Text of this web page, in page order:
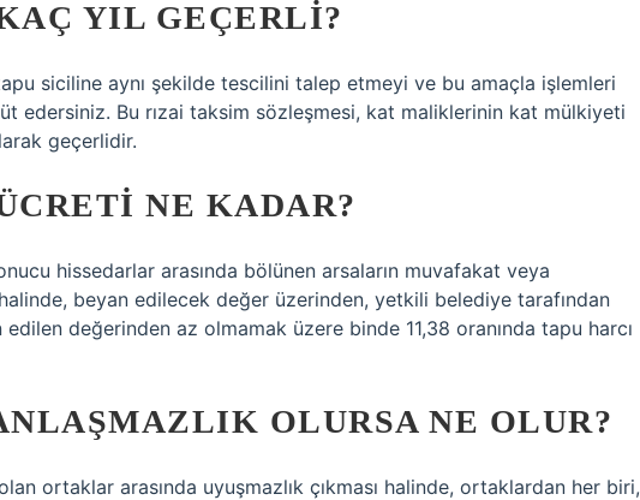
YIL GEÇERLI?
siciline aynı şekilde tescilini talep etmeyi ve bu amaçla işlemleri
edersiniz. Bu rızai taksim sözleşmesi, kat maliklerinin kat mülkiyeti
geçerlidir.
NE KADAR?
hissedarlar arasında bölünen arsaların muvafakat veya
beyan edilecek değer üzerinden, yetkili belediye tarafından
edilen değerinden az olmamak üzere binde 11,38 oranında tapu harcı
OLURSA NE OLUR?
ortaklar arasında uyuşmazlık çıkması halinde, ortaklardan her biri,